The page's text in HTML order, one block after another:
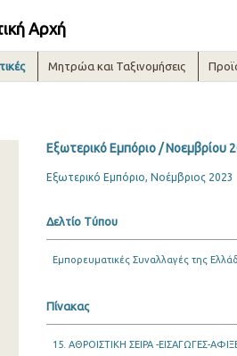
Αρχή
Μητρώα και Ταξινομήσεις
Εξωτερικό Εμπόριο / Νοεμβρίου
Εξωτερικό Εμπόριο, Νοέμβριος 2023
Δελτίο Τύπου
Εμπορευματικές Συναλλαγές της
Πίνακας
15. ΑΘΡΟΙΣΤΙΚΗ ΣΕΙΡΑ -ΕΙΣΑΓΩΓΕΣ-